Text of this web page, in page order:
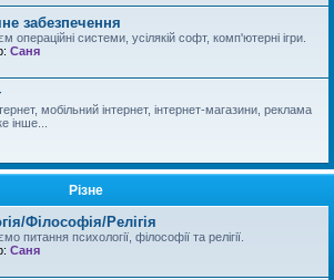
забезпечення
операційні системи, усілякій софт, комп'ютерні ігри.
Саня
мобільний інтернет, інтернет-магазини, реклама
інше...
Різне
Філософія/Релігія
питання психології, філософії та релігії.
Саня